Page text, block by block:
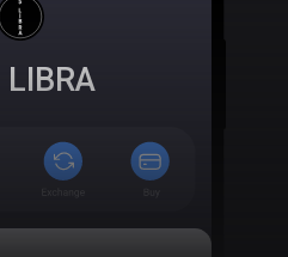
LIBRA